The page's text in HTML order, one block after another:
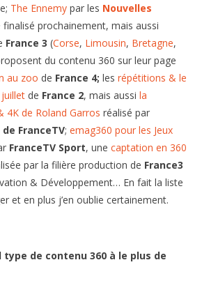
The Ennemy par les Nouvelles
finalisé prochainement, mais aussi
France 3 (Corse, Limousin, Bretagne,
du contenu 360 sur leur page
au zoo de France 4; lesrépétitions & le
de France 2, mais aussila
4K de Roland Garros réalisé par
FranceTV;emag360 pour les Jeux
FranceTV Sport, unecaptation en 360
par la filière production de France3
& Développement… En fait la liste
et en plus j’en oublie certainement.
type de contenu 360 à le plus de